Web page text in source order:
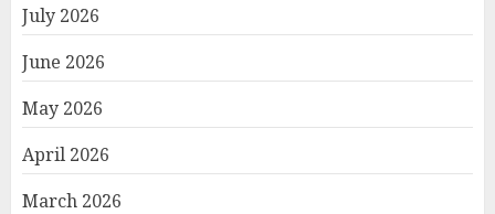
July 2026
June 2026
May 2026
April 2026
March 2026